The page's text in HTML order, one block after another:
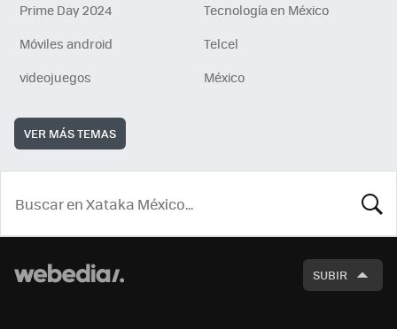
Prime Day 2024
Tecnología en México
Móviles android
Telcel
videojuegos
México
VER MÁS TEMAS
SUBIR